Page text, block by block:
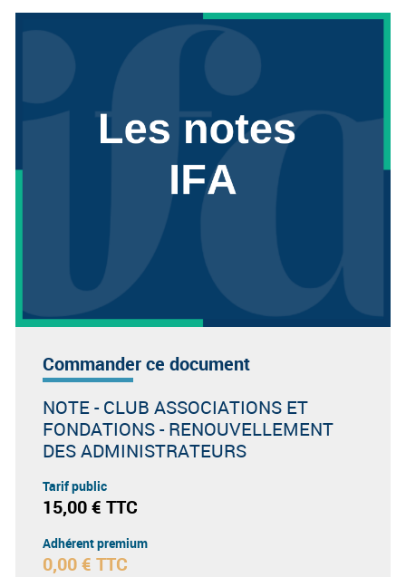
Commander ce document
NOTE - CLUB ASSOCIATIONS ET
FONDATIONS - RENOUVELLEMENT
DES ADMINISTRATEURS
Tarif public
15,00 € TTC
Adhérent premium
0,00 € TTC